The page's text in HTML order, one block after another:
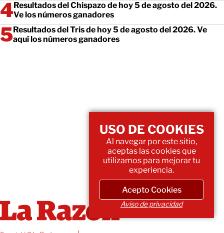
Resultados del Chispazo de hoy 5 de agosto del 2026.
Ve los números ganadores
Resultados del Tris de hoy 5 de agosto del 2026. Ve
aquí los números ganadores
USO DE COOKIES
Al navegar por este sitio,
aceptas las cookies que
utilizamos para mejorar tu
experiencia.
Acepto Cookies
Aviso de privacidad